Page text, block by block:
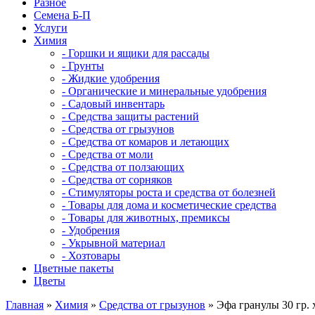
Разное
Семена Б-П
Услуги
Химия
- Горшки и ящики для рассады
- Грунты
- Жидкие удобрения
- Органические и минеральные удобрения
- Садовый инвентарь
- Средства защиты растений
- Средства от грызунов
- Средства от комаров и летающих
- Средства от моли
- Средства от ползающих
- Средства от сорняков
- Стимуляторы роста и средства от болезней
- Товары для дома и косметические средства
- Товары для животных, премиксы
- Удобрения
- Укрывной материал
- Хозтовары
Цветные пакеты
Цветы
Главная » Химия » Средства от грызунов » Эфа гранулы 30 гр.